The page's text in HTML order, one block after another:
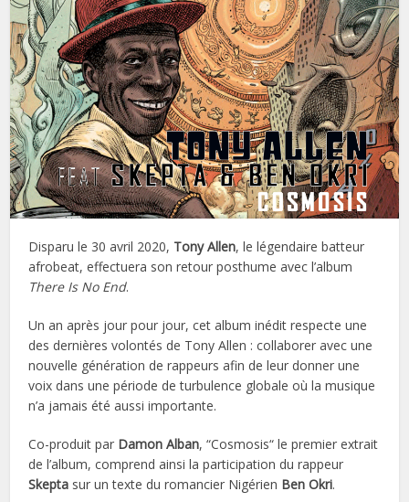
Disparu le 30 avril 2020, Tony Allen, le légendaire batteur
afrobeat, effectuera son retour posthume avec l’album
There Is No End.
Un an après jour pour jour, cet album inédit respecte une
des dernières volontés de Tony Allen : collaborer avec une
nouvelle génération de rappeurs afin de leur donner une
voix dans une période de turbulence globale où la musique
n’a jamais été aussi importante.
Co-produit par Damon Alban, “Cosmosis“ le premier extrait
de l’album, comprend ainsi la participation du rappeur
Skepta sur un texte du romancier Nigérien Ben Okri.